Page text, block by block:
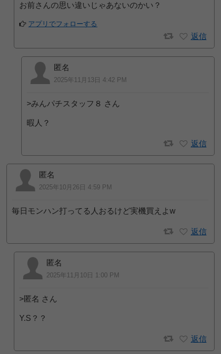
お前さんの思い違いじゃあないのかい？
アプリでフォローする
返信
匿名
2025年11月13日 4:42 PM
>みんパチスタッフ８ さん
暇人？
返信
匿名
2025年10月26日 4:59 PM
毎日モンハン打ってる人おるけど実機買えよw
返信
匿名
2025年11月10日 1:00 PM
>匿名 さん
Y.S？？
返信